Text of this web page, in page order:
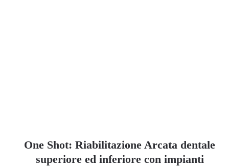
One Shot: Riabilitazione Arcata dentale
superiore ed inferiore con impianti